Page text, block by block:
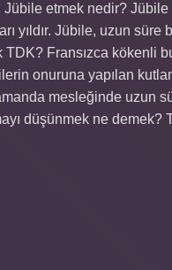
etmek nedir? Jübile
yıldır. Jübile, uzun
Fransızca kökenli
onuruna yapılan
mesleğinde uzun
düşünmek ne demek?